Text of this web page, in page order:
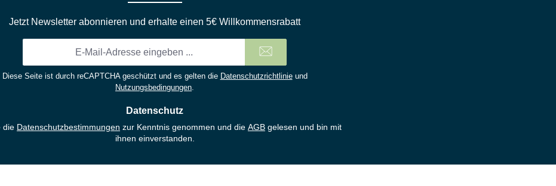
Jetzt Newsletter abonnieren und erhalte einen 5€ Willkommensrabatt
*
Diese Seite ist durch reCAPTCHA geschützt und es gelten die Datenschutzrichtlinieund
Nutzungsbedingungen
Datenschutz
die Datenschutzbestimmungen zur Kenntnis genommen und die AGB gelesen und bin mit
ihnen einverstanden.